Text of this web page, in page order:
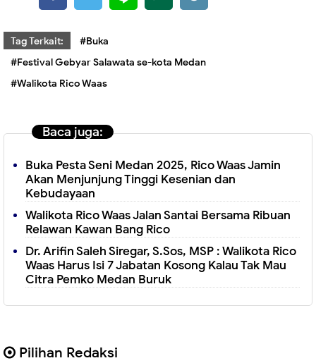
Tag Terkait:
#Buka
#Festival Gebyar Salawata se-kota Medan
#Walikota Rico Waas
Baca juga:
Buka Pesta Seni Medan 2025, Rico Waas Jamin
Akan Menjunjung Tinggi Kesenian dan
Kebudayaan
Walikota Rico Waas Jalan Santai Bersama Ribuan
Relawan Kawan Bang Rico
Dr. Arifin Saleh Siregar, S.Sos, MSP : Walikota Rico
Waas Harus Isi 7 Jabatan Kosong Kalau Tak Mau
Citra Pemko Medan Buruk
Pilihan Redaksi